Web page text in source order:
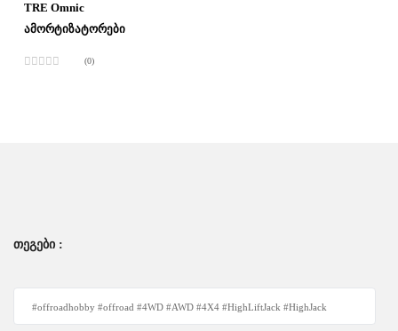
TRE Omnic
ამორტიზატორები
(0)
ᲗᲔᲒᲔᲑᲘ :
#offroadhobby #offroad #4WD #AWD #4X4 #HighLiftJack #HighJack